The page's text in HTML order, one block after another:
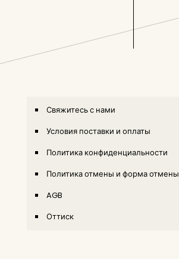
Свяжитесь с нами
Условия поставки и оплаты
Политика конфиденциальности
Политика отмены и форма отмены
AGB
Оттиск